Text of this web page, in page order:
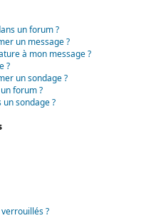
un forum ?
un message ?
à mon message ?
?
un sondage ?
forum ?
sondage ?
?